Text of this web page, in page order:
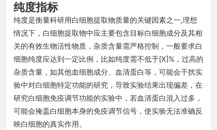
纯度指标
纯度是衡量科研用白细胞提取物质量的关键因素之一,理想
情况下，白细胞提取物中应主要包含目标白细胞成分及其相
关的有效生物活性物质，杂质含量需严格控制，一般要求白
细胞纯度应达到一定比例，比如纯度需不低于[X]%，过高的
杂质含量，如其他血细胞成分、血清蛋白等，可能会干扰实
验中对白细胞特定功能的研究，导致实验结果出现偏差，在
研究白细胞免疫调节功能的实验中，若血清蛋白混入过多，
可能会掩盖白细胞本身的免疫调节信号，使实验无法准确反
映白细胞的真实作用。